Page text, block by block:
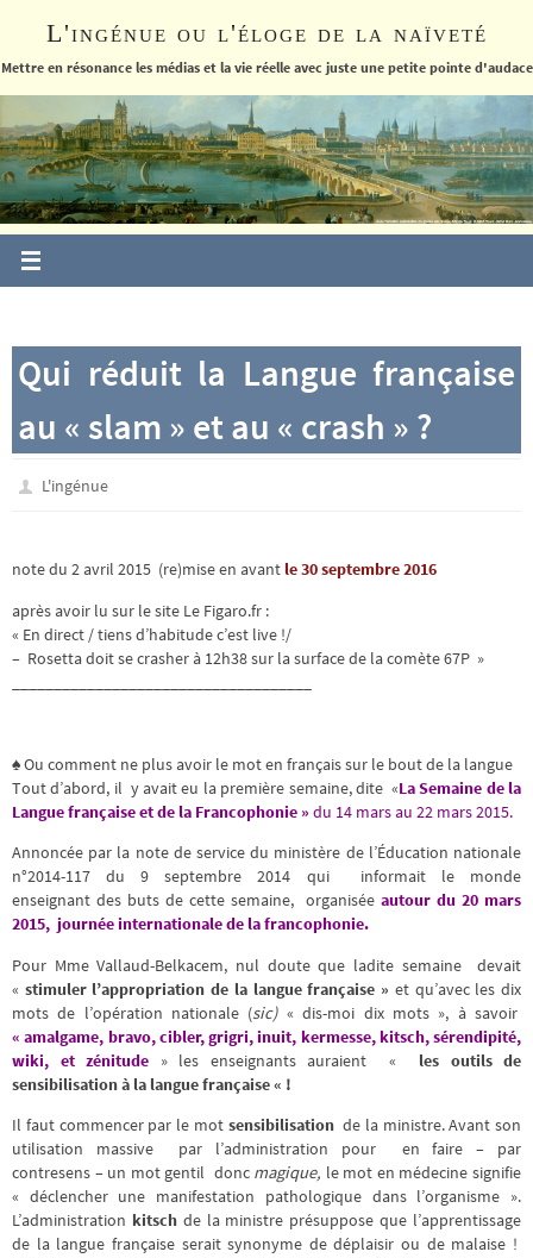
le
L'ingénue ou l'éloge de la naïveté
Mettre en résonance les médias et la vie réelle avec juste une petite pointe d'audace
Qui réduit la Langue française
au « slam » et au « crash » ?
L'ingénue
note du 2 avril 2015 (re)mise en avant le 30 septembre 2016
après avoir lu sur le site Le Figaro.fr :
« En direct / tiens d’habitude c’est live !/
– Rosetta doit se crasher à 12h38 sur la surface de la comète 67P »
♠ Ou comment ne plus avoir le mot en français sur le bout de la langue
Tout d’abord, il y avait eu la première semaine, dite «La Semaine de la
Langue française et de la Francophonie » du 14 mars au 22 mars 2015.
Annoncée par la note de service du ministère de l’Éducation nationale
n°2014-117 du 9 septembre 2014 qui informait le monde
enseignant des buts de cette semaine, organisée autour du 20 mars
2015, journée internationale de la francophonie.
Pour Mme Vallaud-Belkacem, nul doute que ladite semaine devait
« stimuler l’appropriation de la langue française » et qu’avec les dix
mots de l’opération nationale (sic)« dis-moi dix mots », à savoir
« amalgame, bravo, cibler, grigri, inuit, kermesse, kitsch, sérendipité,
wiki, et zénitude
» les enseignants auraient «
les outils de
sensibilisation à la langue française « !
Il faut commencer par le mot sensibilisation de la ministre. Avant son
utilisation massive par l’administration pour en faire – par
contresens – un mot gentil donc magique, le mot en médecine signifie
« déclencher une manifestation pathologique dans l’organisme ».
L’administration kitschde la ministre présuppose que l’apprentissage
de la langue française serait synonyme de déplaisir ou de malaise !